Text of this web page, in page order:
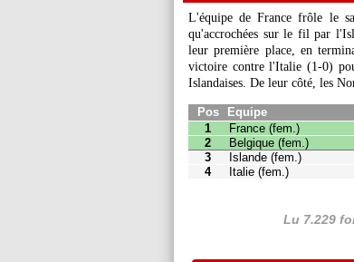
L'équipe de France frôle le
qu'accrochées sur le fil par
leur première place, en
victoire contre l'Italie (1-0)
Islandaises. De leur côté, les
Equipe Pts
France (fem.) 7
Islande (fem.) 3
Italie (fem.) 1
Lu 7.229